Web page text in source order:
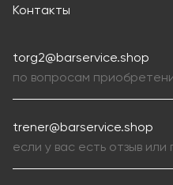
Контакты
torg2@barservice.shop
по вопросам
trener@barservice.shop
если у вас есть отзыв